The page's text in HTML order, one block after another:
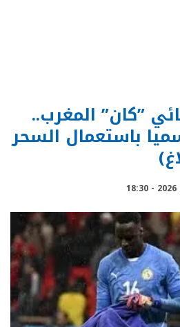
”كان” المغرب..
باستعمال السحر